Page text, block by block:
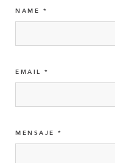
NAME
EMAIL
MENSAJE